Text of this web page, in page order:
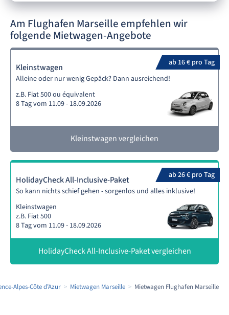
Am Flughafen Marseille empfehlen wir
folgende Mietwagen-Angebote
ab 16 € pro Tag
Kleinstwagen
Alleine oder nur wenig Gepäck? Dann ausreichend!
z.B. Fiat 500 ou équivalent
8 Tag vom 11.09 - 18.09.2026
Kleinstwagen vergleichen
ab 26 € pro Tag
HolidayCheck All-Inclusive-Paket
So kann nichts schief gehen - sorgenlos und alles inklusive!
Kleinstwagen
z.B. Fiat 500
8 Tag vom 11.09 - 18.09.2026
HolidayCheck All-Inclusive-Paket vergleichen
Alpes-Côte d’Azur Mietwagen Marseille Mietwagen Flughafen Marseille